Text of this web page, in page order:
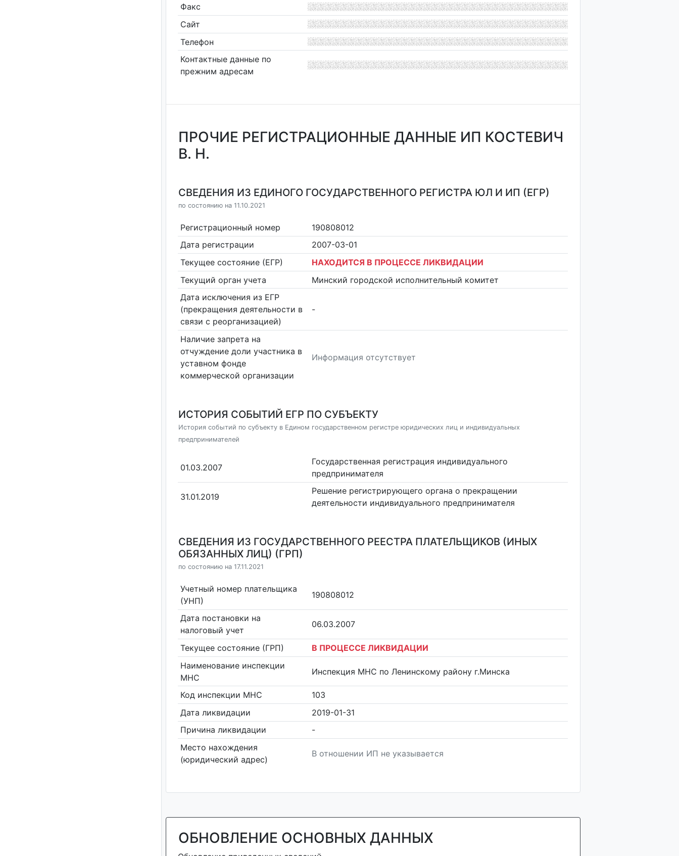
Факс
Сайт
Телефон
Контактные данные по
прежним адресам
ПРОЧИЕ РЕГИСТРАЦИОННЫЕ ДАННЫЕ ИП КОСТЕВИЧ
В. Н.
СВЕДЕНИЯ ИЗ ЕДИНОГО ГОСУДАРСТВЕННОГО РЕГИСТРА ЮЛ И ИП (ЕГР)
по состоянию на 11.10.2021
Регистрационный номер
190808012
Дата регистрации
2007-03-01
Текущее состояние (ЕГР)
НАХОДИТСЯ В ПРОЦЕССЕ ЛИКВИДАЦИИ
Текущий орган учета
Минский городской исполнительный комитет
Дата исключения из ЕГР
(прекращения деятельности в
связи с реорганизацией)
-
Наличие запрета на
отчуждение доли участника в
уставном фонде
коммерческой организации
Информация отсутствует
ИСТОРИЯ СОБЫТИЙ ЕГР ПО СУБЪЕКТУ
История событий по субъекту в Едином государственном регистре юридических лиц и индивидуальных
предпринимателей
01.03.2007
Государственная регистрация индивидуального
предпринимателя
31.01.2019
Решение регистрирующего органа о прекращении
деятельности индивидуального предпринимателя
СВЕДЕНИЯ ИЗ ГОСУДАРСТВЕННОГО РЕЕСТРА ПЛАТЕЛЬЩИКОВ (ИНЫХ
ОБЯЗАННЫХ ЛИЦ) (ГРП)
по состоянию на 17.11.2021
Учетный номер плательщика
(УНП)
190808012
Дата постановки на
налоговый учет
06.03.2007
Текущее состояние (ГРП)
В ПРОЦЕССЕ ЛИКВИДАЦИИ
Наименование инспекции
МНС
Инспекция МНС по Ленинскому району г.Минска
Код инспекции МНС
103
Дата ликвидации
2019-01-31
Причина ликвидации
-
Место нахождения
(юридический адрес)
В отношении ИП не указывается
ОБНОВЛЕНИЕ ОСНОВНЫХ ДАННЫХ